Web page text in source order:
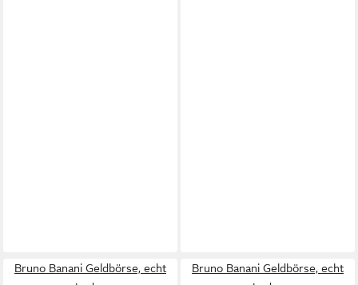
Bruno Banani Geldbörse, echt
Bruno Banani Geldbörse, echt